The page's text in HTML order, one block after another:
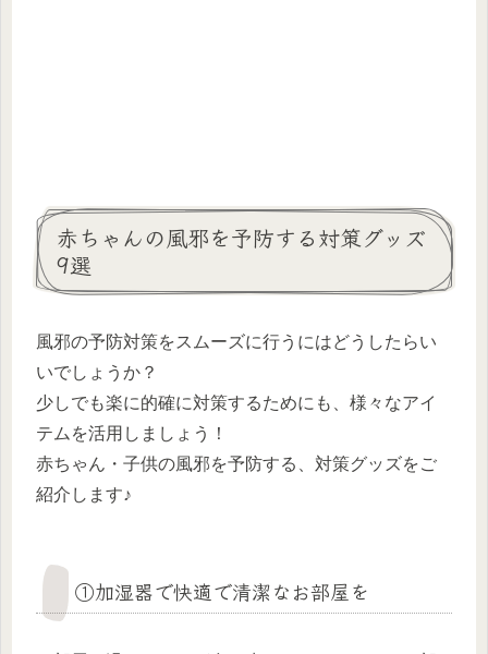
赤ちゃんの風邪を予防する対策グッズ
9選
風邪の予防対策をスムーズに行うにはどうしたらい
いでしょうか？
少しでも楽に的確に対策するためにも、様々なアイ
テムを活用しましょう！
赤ちゃん・子供の風邪を予防する、対策グッズをご
紹介します♪
①加湿器で快適で清潔なお部屋を